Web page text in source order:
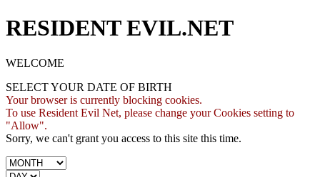
RESIDENT EVIL.NET
WELCOME
SELECT YOUR DATE OF BIRTH
Your browser is currently blocking cookies.
To use Resident Evil Net, please change your Cookies setting to
"Allow".
Sorry, we can't grant you access to this site this time.